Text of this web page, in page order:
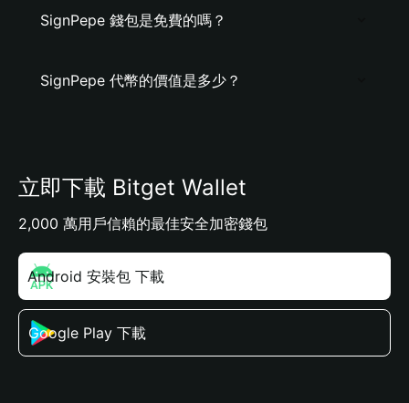
SignPepe 錢包是免費的嗎？
SignPepe 代幣的價值是多少？
立即下載 Bitget Wallet
2,000 萬用戶信賴的最佳安全加密錢包
Android 安裝包 下載
Google Play 下載